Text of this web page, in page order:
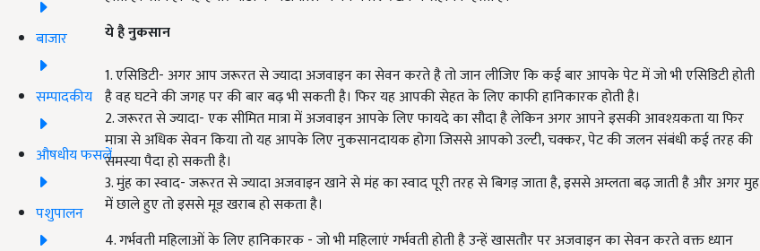
बाजार
सम्पादकीय
औषधीय फसलें
पशुपालन
ये है नुकसान
1. एसिडिटी- अगर आप जरूरत से ज्यादा अजवाइन का सेवन करते है तो जान लीजिए कि कई बार आपके पेट में जो भी एसिडिटी होती
है वह घटने की जगह पर की बार बढ़ भी सकती है। फिर यह आपकी सेहत के लिए काफी हानिकारक होती है।
2. जरूरत से ज्यादा- एक सीमित मात्रा में अजवाइन आपके लिए फायदे का सौदा है लेकिन अगर आपने इसकी आवश्य़कता या फिर
मात्रा से अधिक सेवन किया तो यह आपके लिए नुकसानदायक होगा जिससे आपको उल्टी, चक्कर, पेट की जलन संबंधी कई तरह की
समस्या पैदा हो सकती है।
3. मुंह का स्वाद- जरूरत से ज्यादा अजवाइन खाने से मंह का स्वाद पूरी तरह से बिगड़ जाता है, इससे अम्लता बढ़ जाती है और अगर मुह
में छाले हुए तो इससे मूड खराब हो सकता है।
4. गर्भवती महिलाओं के लिए हानिकारक - जो भी महिलाएं गर्भवती होती है उन्हें खासतौर पर अजवाइन का सेवन करते वक्त ध्यान